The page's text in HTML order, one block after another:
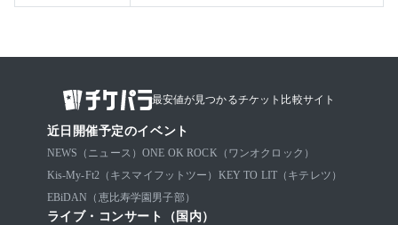
最安値が見つかるチケット比較サイト
近日開催予定のイベント
NEWS（ニュース） ONE OK ROCK（ワンオクロック）
Kis-My-Ft2（キスマイフットツー） KEY TO LIT（キテレツ）
EBiDAN（恵比寿学園男子部）
ライブ・コンサート（国内）